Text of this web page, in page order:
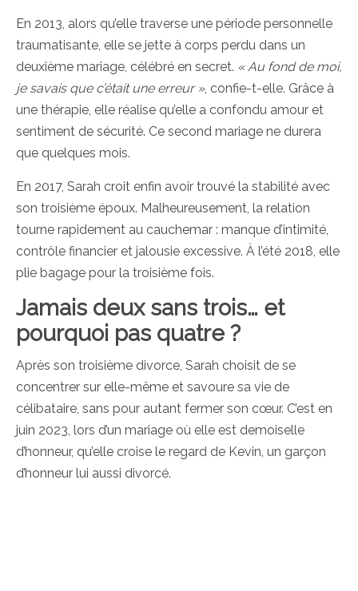
En 2013, alors qu’elle traverse une période personnelle
traumatisante, elle se jette à corps perdu dans un
deuxième mariage, célébré en secret. « Au fond de moi,
je savais que c’était une erreur », confie-t-elle. Grâce à
une thérapie, elle réalise qu’elle a confondu amour et
sentiment de sécurité. Ce second mariage ne durera
que quelques mois.
En 2017, Sarah croit enfin avoir trouvé la stabilité avec
son troisième époux. Malheureusement, la relation
tourne rapidement au cauchemar : manque d’intimité,
contrôle financier et jalousie excessive. À l’été 2018, elle
plie bagage pour la troisième fois.
Jamais deux sans trois… et
pourquoi pas quatre ?
Après son troisième divorce, Sarah choisit de se
concentrer sur elle-même et savoure sa vie de
célibataire, sans pour autant fermer son cœur. C’est en
juin 2023, lors d’un mariage où elle est demoiselle
d’honneur, qu’elle croise le regard de Kevin, un garçon
d’honneur lui aussi divorcé.